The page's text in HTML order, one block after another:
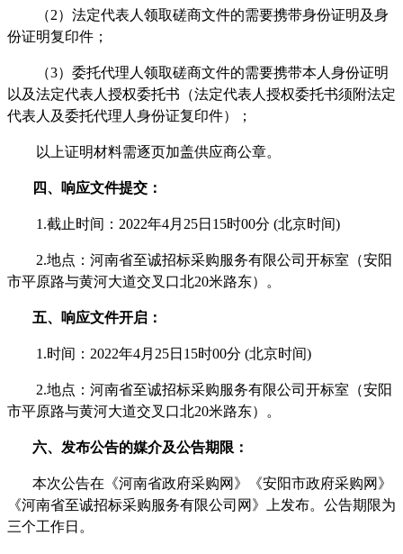
（2）法定代表人领取磋商文件的需要携带身份证明及身
份证明复印件；
（3）委托代理人领取磋商文件的需要携带本人身份证明
以及法定代表人授权委托书（法定代表人授权委托书须附法定
代表人及委托代理人身份证复印件）；
以上证明材料需逐页加盖供应商公章。
四、 响应文件提交 ：
1.截止时间： 2022年4月 25日 15时00分 (北京时间)
2.地点：河南省至诚招标采购服务有限公司开标室（安阳
市平原路与黄河大道交叉口北20米路东）。
五、 响应文件开启 ：
1.时间：2022年4月 25日 15时00分 (北京时间)
2.地点：河南省至诚招标采购服务有限公司开标室（安阳
市平原路与黄河大道交叉口北20米路东）。
六、发布公告的媒介及公告期限：
本次公告在《河南省政府采购网》
《安阳市政府采购网》
《河南省至诚招标采购服务有限公司网》
上发布。公告期限为
三个工作日。